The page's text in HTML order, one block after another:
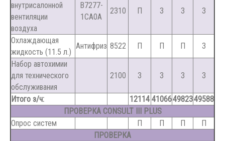
внутрисалонной
вентиляции
воздуха
B7277-
1CA0A
2310 П З З З
Охлаждающая
жидкость (11.5 л.)
Антифриз 8522 П П П
З
Набор автохимии
для технического
обслуживания
2100 З З З З
Итого з/ч: 12114 410664982349588
ПРОВЕРКА CONSULT III PLUS
Опрос систем
П П П
П
ПРОВЕРКА